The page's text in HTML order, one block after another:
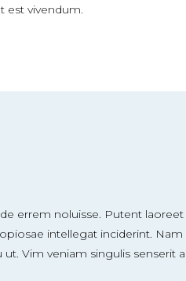
est vivendum.
errem noluisse. Putent
intellegat inciderint.
Vim veniam singulis senserit